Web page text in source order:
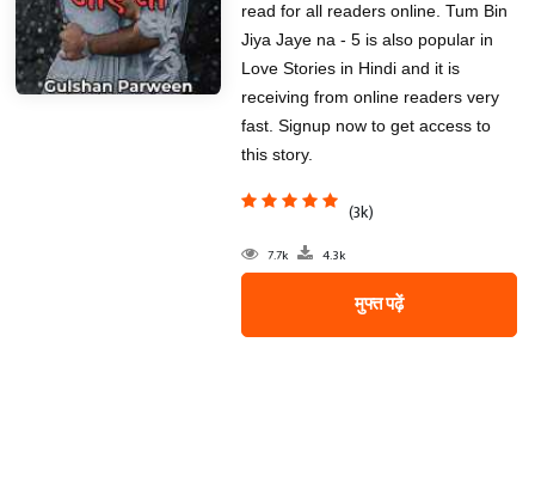
read for all readers online. Tum Bin
Jiya Jaye na - 5 is also popular in
Love Stories in Hindi and it is
receiving from online readers very
fast. Signup now to get access to
this story.
(3k)
7.7k 4.3k
मुफ्त पढ़ें